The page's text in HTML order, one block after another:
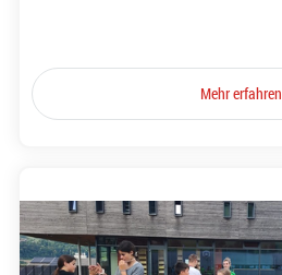
Mehr erfahren